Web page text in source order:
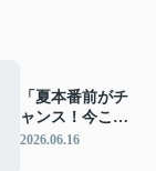
「夏本番前がチ
ャンス！今こそ
始めたいお部屋
2026.06.16